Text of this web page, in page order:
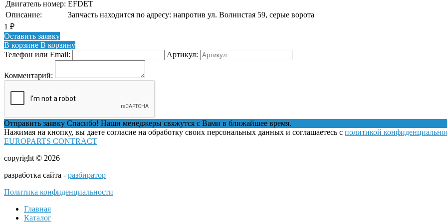
Двигатель номер: EFDET
Описание:
Запчасть находится по адресу: напротив ул. Волнистая 59, серые ворота
1 ₽
Оставить заявку
В корзине В корзину
Телефон или Email:
Артикул:
Комментарий:
Отправить заявку Спасибо! Наши менеджеры свяжутся с Вами в ближайшее время.
Нажимая на кнопку, вы даете согласие на обработку своих персональных данных и соглашаетесь с политикой
EUROPARTS CONTRACT
copyright © 2026
разработка сайта - разбиратор
Политика конфиденциальности
Главная
Каталог